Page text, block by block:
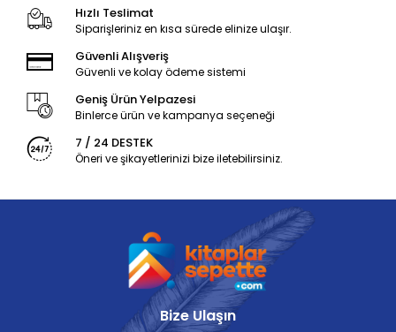
Hızlı Teslimat
Siparişleriniz en kısa sürede elinize ulaşır.
Güvenli Alışveriş
Güvenli ve kolay ödeme sistemi
Geniş Ürün Yelpazesi
Binlerce ürün ve kampanya seçeneği
7 / 24 DESTEK
Öneri ve şikayetlerinizi bize iletebilirsiniz.
Bize Ulaşın